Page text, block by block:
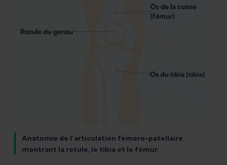
Anatomie de l’articulation fémoro-patellaire
montrant la rotule, le tibia et le fémur.